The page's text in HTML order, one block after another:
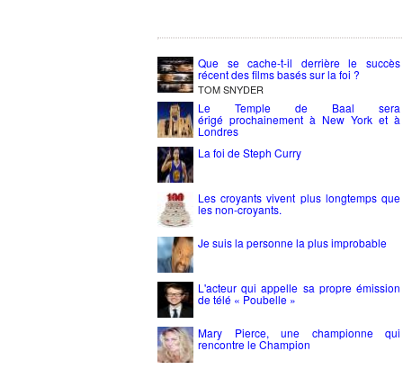
Que se cache-t-il derrière le succès
récent des films basés sur la foi ?
TOM SNYDER
Le Temple de Baal sera
érigé prochainement à New York et à
Londres
La foi de Steph Curry
Les croyants vivent plus longtemps que
les non-croyants.
Je suis la personne la plus improbable
L'acteur qui appelle sa propre émission
de télé « Poubelle »
Mary Pierce, une championne qui
rencontre le Champion